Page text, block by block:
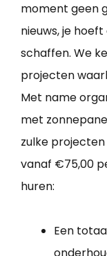
moment geen
nieuws, je
schaffen. We
projecten
Met name
met
zulke
vanaf €75,00
huren:
Een